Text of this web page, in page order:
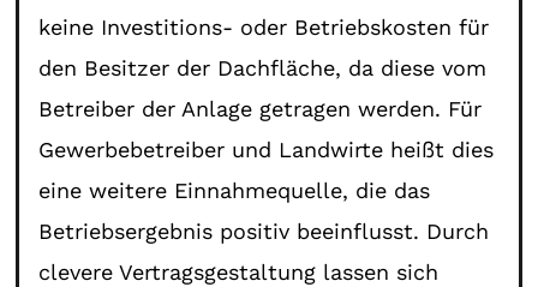
keine Investitions- oder Betriebskosten für
den Besitzer der Dachfläche, da diese vom
Betreiber der Anlage getragen werden. Für
Gewerbebetreiber und Landwirte heißt dies
eine weitere Einnahmequelle, die das
Betriebsergebnis positiv beeinflusst. Durch
clevere Vertragsgestaltung lassen sich